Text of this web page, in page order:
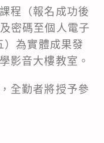
程（報名成功後
密碼至個人電子
為實體成果發
影音大樓教室。
全勤者將授予參